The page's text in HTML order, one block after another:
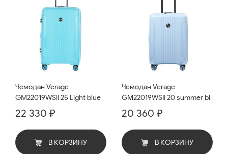
Чемодан Verage
GM22019WSII 25 Light blue
22 330 ₽
В КОРЗИНУ
Чемодан Verage
GM22019WSII 20 summer bl
20 360 ₽
В КОРЗИНУ